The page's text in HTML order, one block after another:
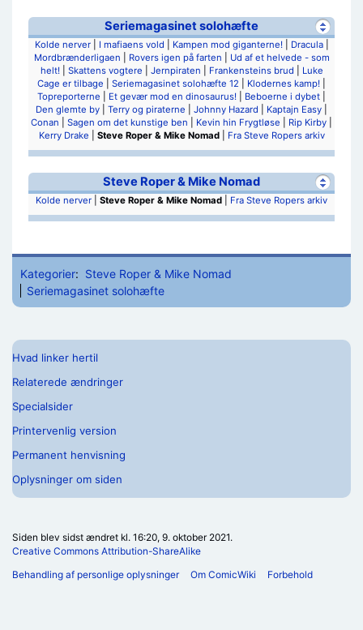
Seriemagasinet solohæfte
Kolde nerver| I mafiaens vold Kampen mod giganterne!| Dracula|
Mordbrænderligaen
Rovers igen på farten
Ud af et helvede - som
helt!| Skattens vogtere Jernpiraten Frankensteins brud
Luke
Cage er tilbage
Seriemagasinet solohæfte 12 Klodernes kamp!
Topreporterne
Et gevær mod en dinosaurus! Beboerne i dybet
Den glemte by
Terry og piraterne Johnny Hazard Kaptajn Easy
Conan
Sagen om det kunstige ben Kevin hin Frygtløse Rip Kirby
Kerry Drake
Steve Roper & Mike Nomad| Fra Steve Ropers arkiv
Steve Roper & Mike Nomad
Kolde nerver Steve Roper & Mike Nomad Fra Steve Ropers arkiv
Kategorier: Steve Roper & Mike Nomad
Seriemagasinet solohæfte
Hvad linker hertil
Relaterede ændringer
Specialsider
Printervenlig version
Permanent henvisning
Oplysninger om siden
Siden blev sidst ændret kl. 16:20, 9. oktober 2021.
Creative Commons Attribution-ShareAlike
Behandling af personlige oplysninger
Om ComicWiki Forbehold